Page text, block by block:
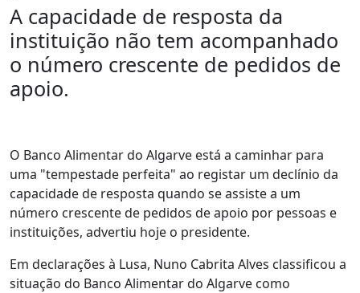
A capacidade de resposta da
instituição não tem acompanhado
o número crescente de pedidos de
apoio.
O Banco Alimentar do Algarve está a caminhar para
uma "tempestade perfeita" ao registar um declínio da
capacidade de resposta quando se assiste a um
número crescente de pedidos de apoio por pessoas e
instituições, advertiu hoje o presidente.
Em declarações à Lusa, Nuno Cabrita Alves classificou a
situação do Banco Alimentar do Algarve como